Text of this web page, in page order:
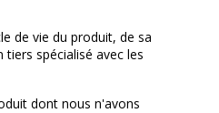
de vie du produit, de sa
spécialisé avec les
dont nous n'avons